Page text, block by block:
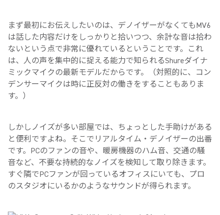
まず最初にお伝えしたいのは、デノイザーがなくてもMV6
は話した内容だけをしっかりと拾いつつ、余計な音は拾わ
ないという点で非常に優れているということです。これ
は、人の声を集中的に捉える能力で知られるShureダイナ
ミックマイクの最新モデルだからです。（対照的に、コン
デンサーマイクは時に正反対の働きをすることもありま
す。）
しかしノイズが多い部屋では、ちょっとした手助けがある
と便利ですよね。そこでリアルタイム・デノイザーの出番
です。 PCのファンの音や、暖房機器のハム音、交通の騒
音など、不要な持続的なノイズを検知して取り除きます。
すぐ隣でPCファンが回っているオフィスにいても、プロ
のスタジオにいるかのようなサウンドが得られます。